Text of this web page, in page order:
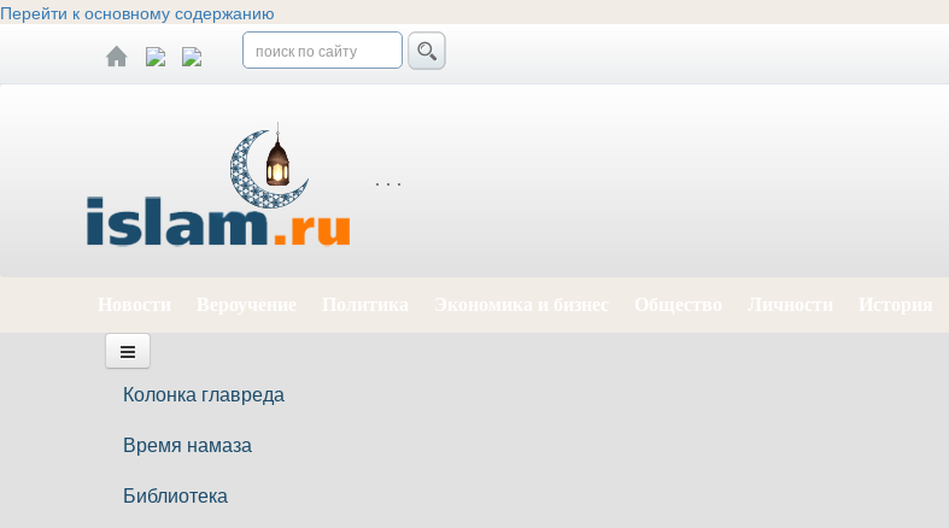
Перейти к основному содержанию
Новости Вероучение Политика Экономика и бизнес Общество Личности История
Колонка главреда
Время намаза
Библиотека